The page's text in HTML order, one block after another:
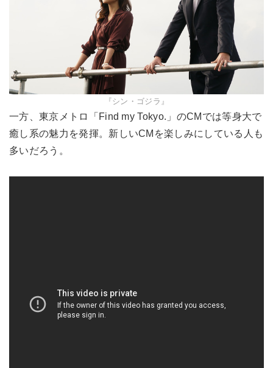
『シン・ゴジラ』
一方、東京メトロ「Find my Tokyo.」のCMでは等身大で
癒し系の魅力を発揮。新しいCMを楽しみにしている人も
多いだろう。